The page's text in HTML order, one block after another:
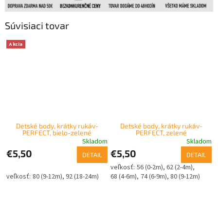
Súvisiaci tovar
Akcia
Detské body, krátky rukáv-
PERFECT, bielo-zelené
Skladom
€5,50 DETAIL
80 (9-12m) 92 (18-24m)
Detské body, krátky rukáv-
PERFECT, zelené
Skladom
€5,50 DETAIL
56 (0-2m) 62 (2-4m)
68 (4-6m) 74 (6-9m) 80 (9-12m)